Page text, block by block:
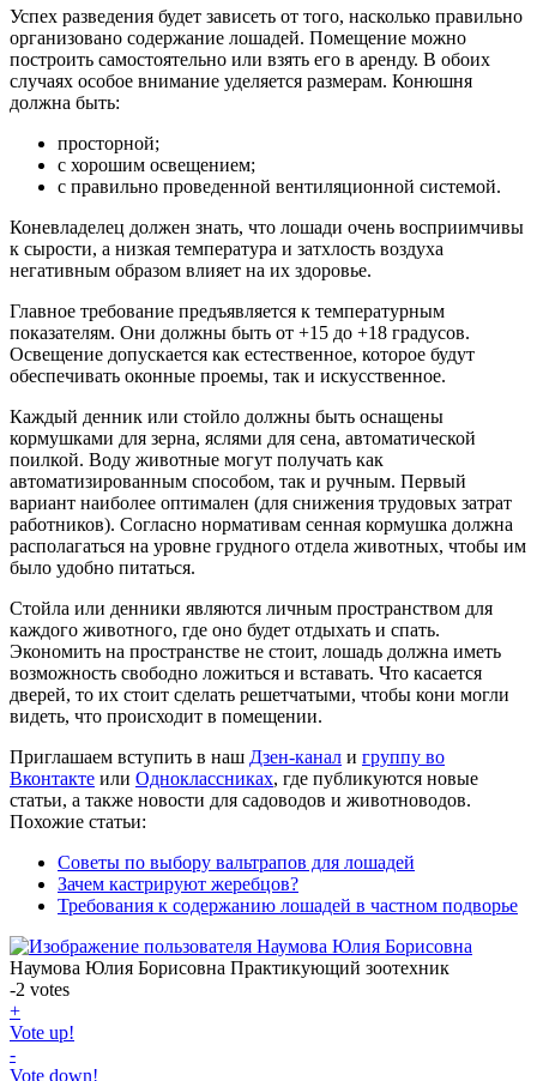
Успех разведения будет зависеть от того, насколько правильно
организовано содержание лошадей. Помещение можно
построить самостоятельно или взять его в аренду. В обоих
случаях особое внимание уделяется размерам. Конюшня
должна быть:
просторной;
с хорошим освещением;
с правильно проведенной вентиляционной системой.
Коневладелец должен знать, что лошади очень восприимчивы
к сырости, а низкая температура и затхлость воздуха
негативным образом влияет на их здоровье.
Главное требование предъявляется к температурным
показателям. Они должны быть от +15 до +18 градусов.
Освещение допускается как естественное, которое будут
обеспечивать оконные проемы, так и искусственное.
Каждый денник или стойло должны быть оснащены
кормушками для зерна, яслями для сена, автоматической
поилкой. Воду животные могут получать как
автоматизированным способом, так и ручным. Первый
вариант наиболее оптимален (для снижения трудовых затрат
работников). Согласно нормативам сенная кормушка должна
располагаться на уровне грудного отдела животных, чтобы им
было удобно питаться.
Стойла или денники являются личным пространством для
каждого животного, где оно будет отдыхать и спать.
Экономить на пространстве не стоит, лошадь должна иметь
возможность свободно ложиться и вставать. Что касается
дверей, то их стоит сделать решетчатыми, чтобы кони могли
видеть, что происходит в помещении.
Приглашаем вступить в наш Дзен-канал и группу во
Вконтакте или Одноклассниках, где публикуются новые
статьи, а также новости для садоводов и животноводов.
Похожие статьи:
Советы по выбору вальтрапов для лошадей
Зачем кастрируют жеребцов?
Требования к содержанию лошадей в частном подворье
Наумова Юлия Борисовна Практикующий зоотехник
-2 votes
+
Vote up!
-
Vote down!